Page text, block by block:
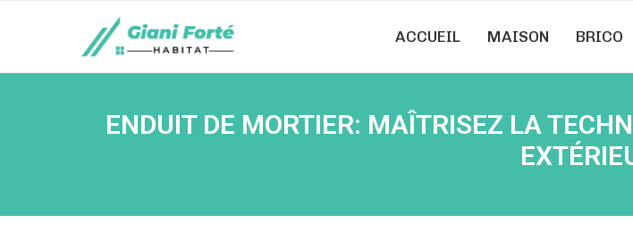
ACCUEIL MAISON BRICO
ENDUIT DE MORTIER: MAÎTRISEZ LA